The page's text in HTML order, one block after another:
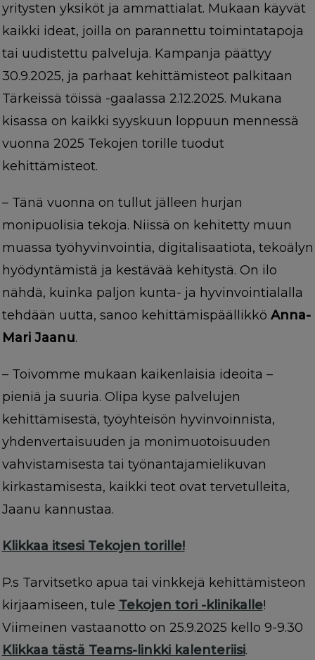
yritysten yksiköt ja ammattialat. Mukaan käyvät
kaikki ideat, joilla on parannettu toimintatapoja
tai uudistettu palveluja. Kampanja päättyy
30.9.2025, ja parhaat kehittämisteot palkitaan
Tärkeissä töissä -gaalassa 2.12.2025. Mukana
kisassa on kaikki syyskuun loppuun mennessä
vuonna 2025 Tekojen torille tuodut
kehittämisteot.
– Tänä vuonna on tullut jälleen hurjan
monipuolisia tekoja. Niissä on kehitetty muun
muassa työhyvinvointia, digitalisaatiota, tekoälyn
hyödyntämistä ja kestävää kehitystä. On ilo
nähdä, kuinka paljon kunta- ja hyvinvointialalla
tehdään uutta, sanoo kehittämispäällikkö Anna-
Mari Jaanu.
– Toivomme mukaan kaikenlaisia ideoita –
pieniä ja suuria. Olipa kyse palvelujen
kehittämisestä, työyhteisön hyvinvoinnista,
yhdenvertaisuuden ja monimuotoisuuden
vahvistamisesta tai työnantajamielikuvan
kirkastamisesta, kaikki teot ovat tervetulleita,
Jaanu kannustaa.
Klikkaa itsesi Tekojen torille!
P.s Tarvitsetko apua tai vinkkejä kehittämisteon
kirjaamiseen, tule Tekojen tori -klinikalle!
Viimeinen vastaanotto on 25.9.2025 kello 9-9.30
Klikkaa tästä Teams-linkki kalenteriisi.